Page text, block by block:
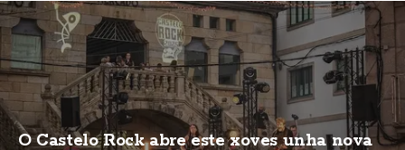
O Castelo Rock abre este xoves unha nova